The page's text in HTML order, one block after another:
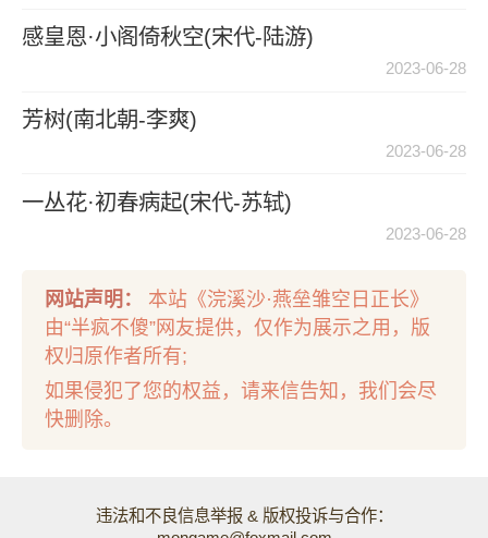
感皇恩·小阁倚秋空(宋代-陆游)
2023-06-28
芳树(南北朝-李爽)
2023-06-28
一丛花·初春病起(宋代-苏轼)
2023-06-28
网站声明：
本站《浣溪沙·燕垒雏空日正长》
由“半疯不傻”网友提供，仅作为展示之用，版
权归原作者所有;
如果侵犯了您的权益，请来信告知，我们会尽
快删除。
违法和不良信息举报 & 版权投诉与合作：